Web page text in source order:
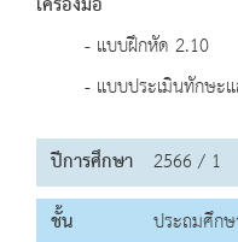
- แบบฝึกหัด 2.10
- แบบประเมินทักษะ
ปีการศึกษา 2566 / 1
ชั้น
ประถมศึก